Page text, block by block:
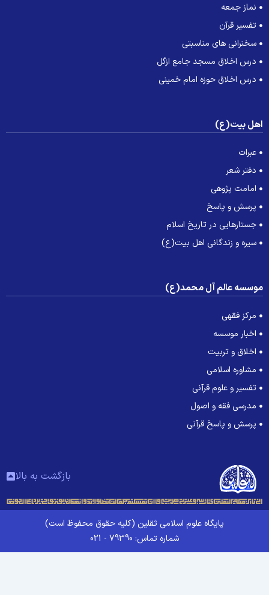
نماز جمعه
تفسیر قرآن
سخنرانی های مناسبتی
درس اخلاق مسجد جامع ازگل
درس اخلاق حوزه امام خمینی
بیت(ع)
عبرات
دفتر شعر
امامت پژوهی
پرسش و پاسخ
جستارهایی در تاریخ اسلام
سیره و زندگانی اهل بیت(ع)
عالم آل محمد(ع)
مرکز فقهی
اخبار موسسه
اخلاق و تربیت
مشاوره اسلامی
تفسیر و علوم قرآنی
مدرسی فقه و اصول
پرسش و پاسخ قرآنی
بازگشت به بالا
پایگاه علوم اسلامی ثقلین (کلیه حقوق محفوظ است)
شماره تماس: 79390 - 021